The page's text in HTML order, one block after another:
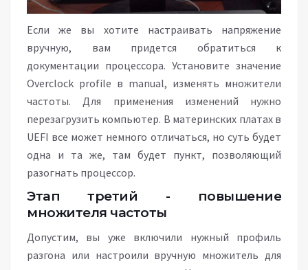
Если же вы хотите настраивать напряжение
вручную, вам придется обратиться к
документации процессора. Установите значение
Overclock profile в manual, изменять множители
частоты. Для применения изменений нужно
перезагрузить компьютер. В материнских платах в
UEFI все может немного отличаться, но суть будет
одна и та же, там будет пункт, позволяющий
разогнать процессор.
Этап третий - повышение
множителя частоты
Допустим, вы уже включили нужный профиль
разгона или настроили вручную множитель для